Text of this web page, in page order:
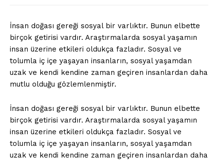
İnsan doğası gereği sosyal bir varlıktır. Bunun elbette
birçok getirisi vardır. Araştırmalarda sosyal yaşamın
insan üzerine etkileri oldukça fazladır. Sosyal ve
tolumla iç içe yaşayan insanların, sosyal yaşamdan
uzak ve kendi kendine zaman geçiren insanlardan daha
mutlu olduğu gözlemlenmiştir.
İnsan doğası gereği sosyal bir varlıktır. Bunun elbette
birçok getirisi vardır. Araştırmalarda sosyal yaşamın
insan üzerine etkileri oldukça fazladır. Sosyal ve
tolumla iç içe yaşayan insanların, sosyal yaşamdan
uzak ve kendi kendine zaman geçiren insanlardan daha